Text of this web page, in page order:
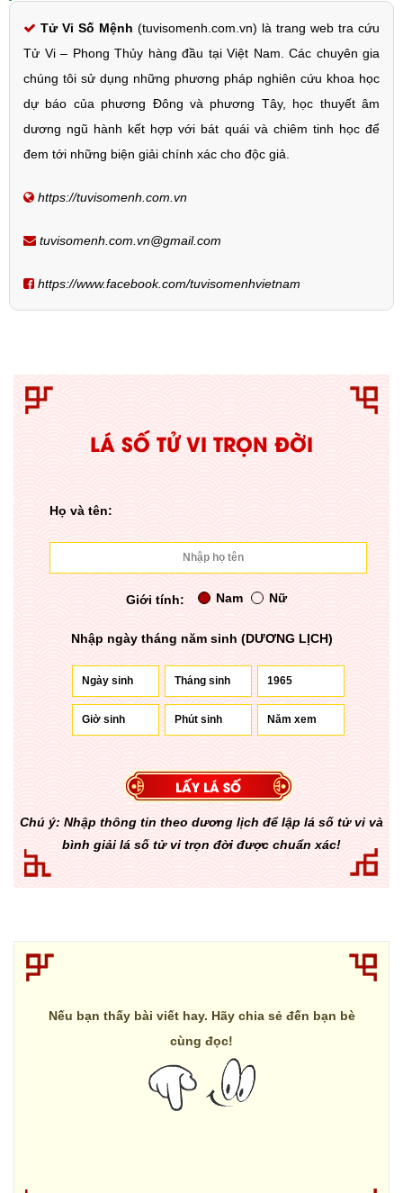
Tử Vi Số Mệnh (tuvisomenh.com.vn) là trang web tra cứu
Tử Vi – Phong Thủy hàng đầu tại Việt Nam. Các chuyên gia
chúng tôi sử dụng những phương pháp nghiên cứu khoa học
dự báo của phương Đông và phương Tây, học thuyết âm
dương ngũ hành kết hợp với bát quái và chiêm tinh học để
đem tới những biện giải chính xác cho độc giả.
https://tuvisomenh.com.vn
tuvisomenh.com.vn@gmail.com
https://www.facebook.com/tuvisomenhvietnam
LÁ SỐ TỬ VI TRỌN ĐỜI
Họ và tên:
Giới tính: Nam Nữ
Nhập ngày tháng năm sinh (DƯƠNG LỊCH)
Chú ý: Nhập thông tin theo dương lịch để lập lá số tử vi và
bình giải lá số tử vi trọn đời được chuẩn xác!
Nếu bạn thấy bài viết hay. Hãy chia sẻ đến bạn bè
cùng đọc!